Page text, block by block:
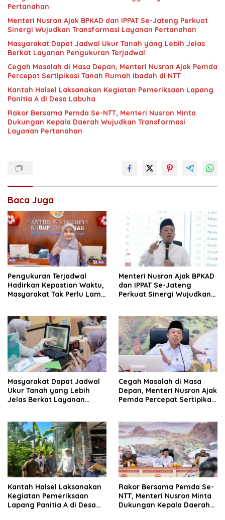
Pertanahan
Menteri Nusron Ajak BPKAD dan IPPAT Se-Jateng Perkuat
Sinergi Wujudkan Transformasi Layanan Pertanahan
Masyarakat Dapat Jadwal Ukur Tanah yang Lebih Jelas
Berkat Layanan Pengukuran Terjadwal
Cegah Masalah di Masa Depan, Menteri Nusron Ajak Pemda
Percepat Sertipikasi Tanah Rumah Ibadah di NTT
Kantah Halsel Laksanakan Kegiatan Pemeriksaan Lapang
Panitia A di Desa Labuha
Rakor Bersama Pemda Se-NTT, Menteri Nusron Minta
Dukungan Kepala Daerah Wujudkan Transformasi
Layanan Pertanahan
Baca Juga
Pengukuran Terjadwal
Hadirkan Kepastian Waktu,
Masyarakat Tak Perlu Lama
Menteri Nusron Ajak BPKAD
dan IPPAT Se-Jateng
Perkuat Sinergi Wujudkan
Masyarakat Dapat Jadwal
Ukur Tanah yang Lebih
Jelas Berkat Layanan
Cegah Masalah di Masa
Depan, Menteri Nusron Ajak
Pemda Percepat Sertipikasi
Kantah Halsel Laksanakan
Kegiatan Pemeriksaan
Lapang Panitia A di Desa
Rakor Bersama Pemda Se-
NTT, Menteri Nusron Minta
Dukungan Kepala Daerah